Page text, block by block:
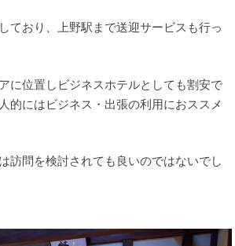
ており、上野駅まで送迎サービスも行っ
に位置しビジネスホテルとしても割安で
的にはビジネス・出張の利用におススメ
訪問を検討されても良いのではないでし